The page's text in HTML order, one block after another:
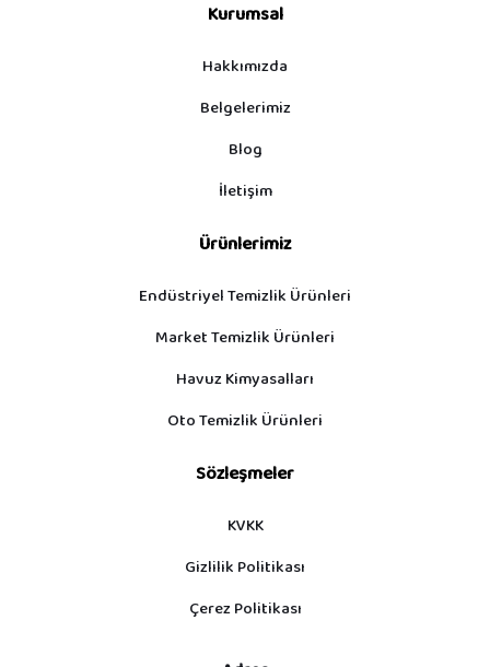
Kurumsal
Hakkımızda
Belgelerimiz
Blog
İletişim
Ürünlerimiz
Endüstriyel Temizlik Ürünleri
Market Temizlik Ürünleri
Havuz Kimyasalları
Oto Temizlik Ürünleri
Sözleşmeler
KVKK
Gizlilik Politikası
Çerez Politikası